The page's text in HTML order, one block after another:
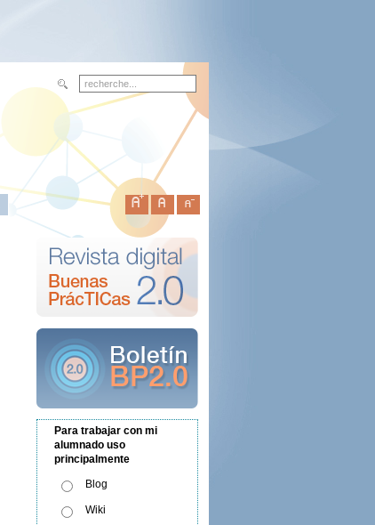
Para trabajar con mi
alumnado uso
principalmente
Blog
Wiki